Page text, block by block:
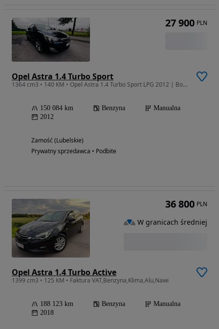
Opel Astra 1.4 Turbo Sport
1364 cm3 • 140 KM • Opel Astra 1.4 Turbo Sport LPG 2012 | Bogate wyposażenie | Zadbana
150 084 km Benzyna
Manualna
2012
Zamość (Lubelskie)
Prywatny sprzedawca • Podbite
27 900 PLN
Opel Astra 1.4 Turbo Active
1399 cm3 • 125 KM • Faktura VAT,Benzyna,Klima,Alu,Nawi
188 123 km Benzyna
Manualna
2018
36 800 PLN
W granicach średniej